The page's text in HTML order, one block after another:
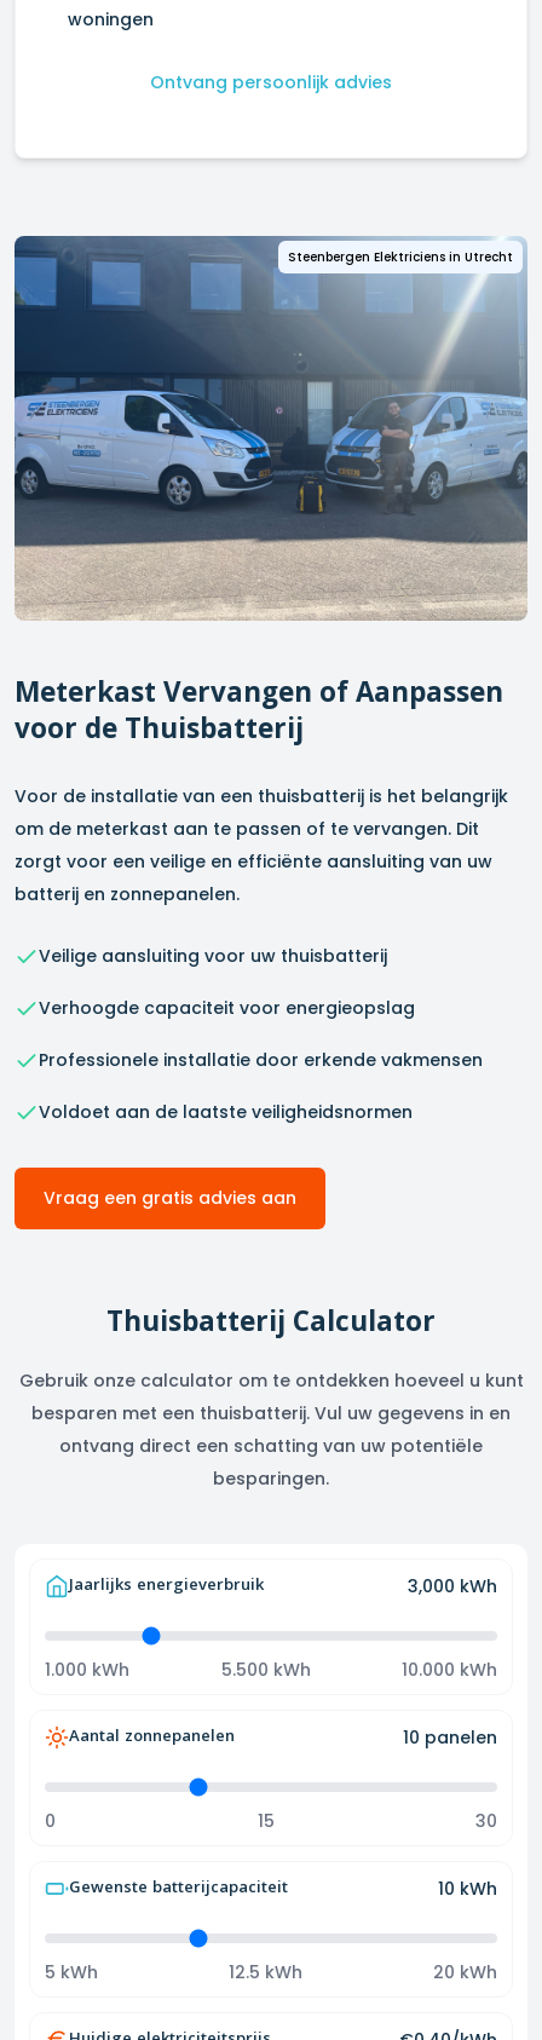
woningen
Ontvang persoonlijk advies
Steenbergen Elektriciens in Utrecht
Meterkast Vervangen of Aanpassen
voor de Thuisbatterij
Voor de installatie van een thuisbatterij is het belangrijk
om de meterkast aan te passen of te vervangen. Dit
zorgt voor een veilige en efficiënte aansluiting van uw
batterij en zonnepanelen.
Veilige aansluiting voor uw thuisbatterij
Verhoogde capaciteit voor energieopslag
Professionele installatie door erkende vakmensen
Voldoet aan de laatste veiligheidsnormen
Vraag een gratis advies aan
Thuisbatterij Calculator
Gebruik onze calculator om te ontdekken hoeveel u kunt
besparen met een thuisbatterij. Vul uw gegevens in en
ontvang direct een schatting van uw potentiële
besparingen.
Jaarlijks energieverbruik 3,000 kWh
1.000 kWh 5.500 kWh 10.000 kWh
Aantal zonnepanelen 10 panelen
0 15 30
Gewenste batterijcapaciteit 10 kWh
5 kWh 12.5 kWh 20 kWh